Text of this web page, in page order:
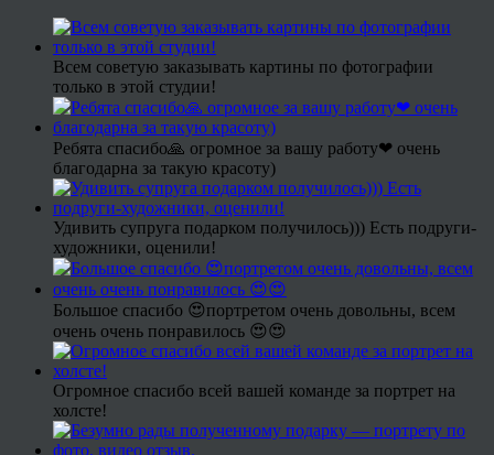
Всем советую заказывать картины по фотографии
только в этой студии!
Ребята спасибо🙏 огромное за вашу работу❤ очень
благодарна за такую красоту)
Удивить супруга подарком получилось))) Есть подруги-
художники, оценили!
Большое спасибо 😍портретом очень довольны, всем
очень очень понравилось 😍😍
Огромное спасибо всей вашей команде за портрет на
холсте!